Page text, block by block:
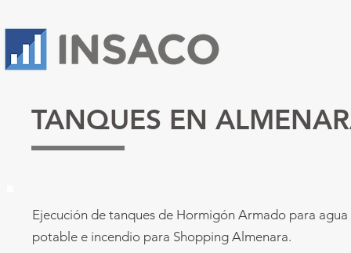
TANQUES EN
Ejecución de tanques de Hormigón Armado para agua
potable e incendio para Shopping Almenara.